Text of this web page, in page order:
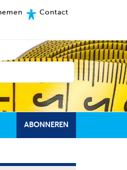
Contact
ABONNEREN